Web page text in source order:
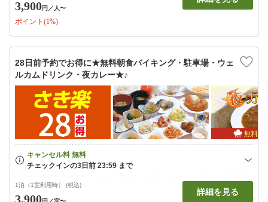
3,900円 ／人〜
ポイント(1%)
28日前予約でお得に★無料朝食バイキング・駐車場・ウェ
ルカムドリンク・夜カレー★♪
1泊（1室利用時） (税込)
3,900
詳細を見る